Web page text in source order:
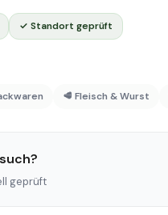
✓ Standort geprüft
🥩 Fleisch & Wurst
geprüft